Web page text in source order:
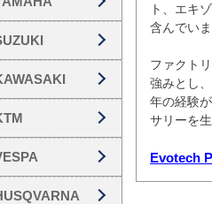
ト、エキ
含んでいま
ファクト
強みとし
年の経験
サリーを
Evotech